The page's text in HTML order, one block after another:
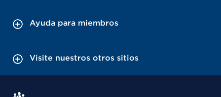
Ayuda para miembros
Visite nuestros otros sitios